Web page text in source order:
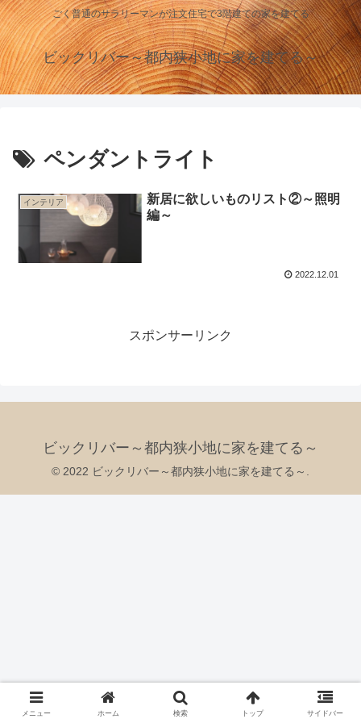
ごく普通のサラリーマンが注文住宅で3階建ての家を建てる
ビックリバー～都内狭小地に家を建てる～
ペンダントライト
インテリア
新居に欲しいものリスト②～照明
編～
2022.12.01
スポンサーリンク
ビックリバー～都内狭小地に家を建てる～
© 2022 ビックリバー～都内狭小地に家を建てる～.
メニュー ホーム 検索 トップ サイドバー